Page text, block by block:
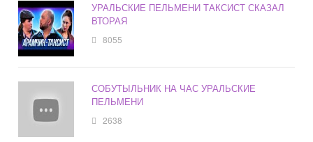
УРАЛЬСКИЕ ПЕЛЬМЕНИ ТАКСИСТ СКАЗАЛ
ВТОРАЯ
8055
СОБУТЫЛЬНИК НА ЧАС УРАЛЬСКИЕ
ПЕЛЬМЕНИ
2638